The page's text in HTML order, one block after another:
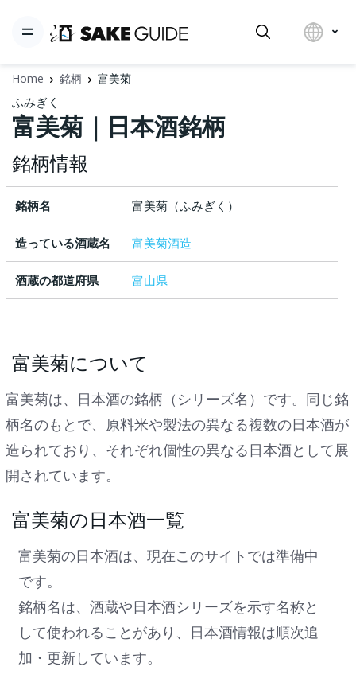
Home 銘柄 富美菊
ふみぎく
富美菊｜日本酒銘柄
銘柄情報
銘柄名 富美菊（ふみぎく）
造っている酒蔵名 富美菊酒造
酒蔵の都道府県 富山県
富美菊について
富美菊は、日本酒の銘柄（シリーズ名）です。同じ銘
柄名のもとで、原料米や製法の異なる複数の日本酒が
造られており、それぞれ個性の異なる日本酒として展
開されています。
富美菊の日本酒一覧
富美菊の日本酒は、現在このサイトでは準備中
です。
銘柄名は、酒蔵や日本酒シリーズを示す名称と
して使われることがあり、日本酒情報は順次追
加・更新しています。